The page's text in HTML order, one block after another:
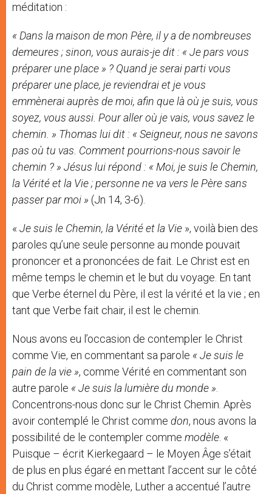
méditation :
« Dans la maison de mon Père, il y a de nombreuses
demeures ; sinon, vous aurais-je dit : « Je pars vous
préparer une place » ? Quand je serai parti vous
préparer une place, je reviendrai et je vous
emmènerai auprès de moi, afin que là où je suis, vous
soyez, vous aussi. Pour aller où je vais, vous savez le
chemin. » Thomas lui dit : « Seigneur, nous ne savons
pas où tu vas. Comment pourrions-nous savoir le
chemin ? » Jésus lui répond : « Moi, je suis le Chemin,
la Vérité et la Vie ; personne ne va vers le Père sans
passer par moi » (Jn 14, 3-6).
« Je suis le Chemin, la Vérité et la Vie », voilà bien des
paroles qu’une seule personne au monde pouvait
prononcer et a prononcées de fait. Le Christ est en
même temps le chemin et le but du voyage. En tant
que Verbe éternel du Père, il est la vérité et la vie ; en
tant que Verbe fait chair, il est le chemin.
Nous avons eu l’occasion de contempler le Christ
comme Vie, en commentant sa parole « Je suis le
pain de la vie », comme Vérité en commentant son
autre parole « Je suis la lumière du monde ».
Concentrons-nous donc sur le Christ Chemin. Après
avoir contemplé le Christ comme don, nous avons la
possibilité de le contempler comme modèle. «
Puisque – écrit Kierkegaard – le Moyen Âge s’était
de plus en plus égaré en mettant l’accent sur le côté
du Christ comme modèle, Luther a accentué l’autre